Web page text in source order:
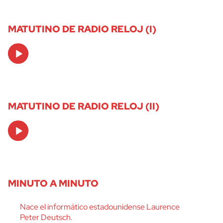
MATUTINO DE RADIO RELOJ (I)
Audio
Player
MATUTINO DE RADIO RELOJ (II)
Audio
Player
MINUTO A MINUTO
Nace el informático estadounidense Laurence
Peter Deutsch.